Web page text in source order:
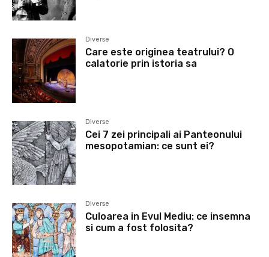
Diverse
Care este originea teatrului? O
calatorie prin istoria sa
Diverse
Cei 7 zei principali ai Panteonului
mesopotamian: ce sunt ei?
Diverse
Culoarea in Evul Mediu: ce insemna
si cum a fost folosita?